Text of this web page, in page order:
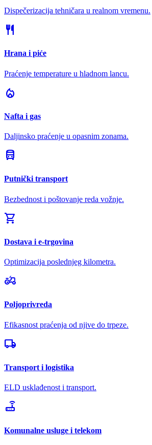
Dispečerizacija tehničara u realnom vremenu.
restaurant
Hrana i piće
Praćenje temperature u hladnom lancu.
local_fire_department
Nafta i gas
Daljinsko praćenje u opasnim zonama.
directions_bus
Putnički transport
Bezbednost i poštovanje reda vožnje.
shopping_cart
Dostava i e-trgovina
Optimizacija poslednjeg kilometra.
agriculture
Poljoprivreda
Efikasnost praćenja od njive do trpeze.
local_shipping
Transport i logistika
ELD usklađenost i transport.
router
Komunalne usluge i telekom